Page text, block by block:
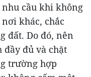
cầu khi không
khác, chắc
đất. Do đó, nên
đủ và chặt
trường hợp